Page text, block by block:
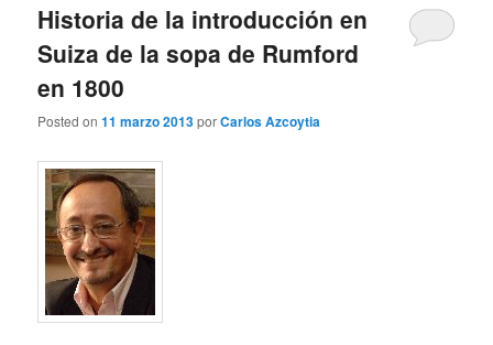
Historia de la introducción en
Suiza de la sopa de Rumford
en 1800
Posted on11 marzo 2013porCarlos Azcoytia